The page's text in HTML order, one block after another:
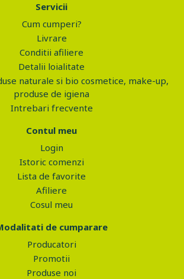
Servicii
Cum cumperi?
Livrare
Conditii afiliere
Detalii loialitate
naturale si bio cosmetice, make-up,
produse de igiena
Intrebari frecvente
Contul meu
Login
Istoric comenzi
Lista de favorite
Afiliere
Cosul meu
de cumparare
Producatori
Promotii
Produse noi